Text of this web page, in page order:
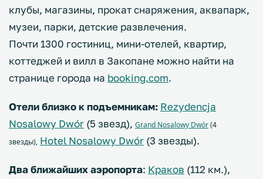
клубы, магазины, прокат снаряжения, аквапарк,
музеи, парки, детские развлечения.
Почти 1300 гостиниц, мини-отелей, квартир,
коттеджей и вилл в Закопане можно найти на
странице города на booking.com.
Отели близко к подъемникам: Rezydencja
Nosalowy Dwór (5 звезд), Grand Nosalowy Dwór(4
звезды), Hotel Nosalowy Dwór (3 звезды).
Два ближайших аэропорта: Краков (112 км.),